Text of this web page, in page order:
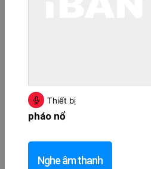
Thiết bị
pháo nổ
Nghe âm thanh